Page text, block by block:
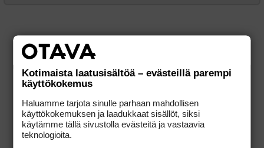
Kotimaista laatusisältöä – evästeillä parempi
käyttökokemus
Haluamme tarjota sinulle parhaan mahdollisen
käyttökokemuksen ja laadukkaat sisällöt, siksi
käytämme tällä sivustolla evästeitä ja vastaavia
teknologioita.